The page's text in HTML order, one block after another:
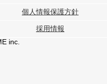
ナーに提供しています。
ートナーに提供した他の情報や、
たときに収集した他の情報を組み
個人情報保護方針
採用情報
inc.